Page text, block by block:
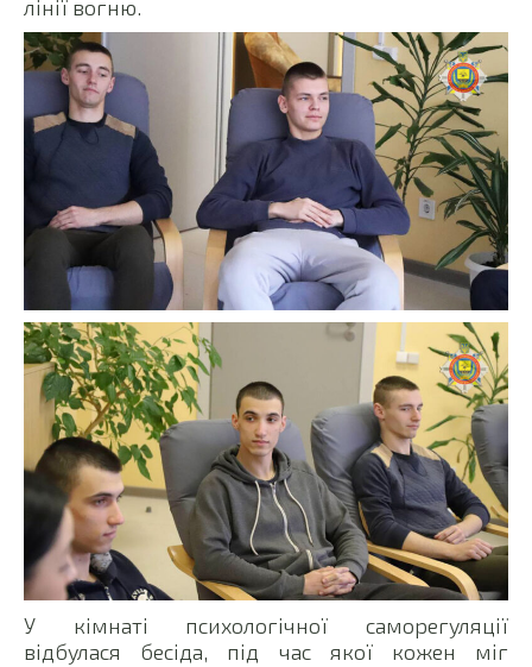
лінії вогню.
У кімнаті психологічної саморегуляції
відбулася бесіда, під час якої кожен міг